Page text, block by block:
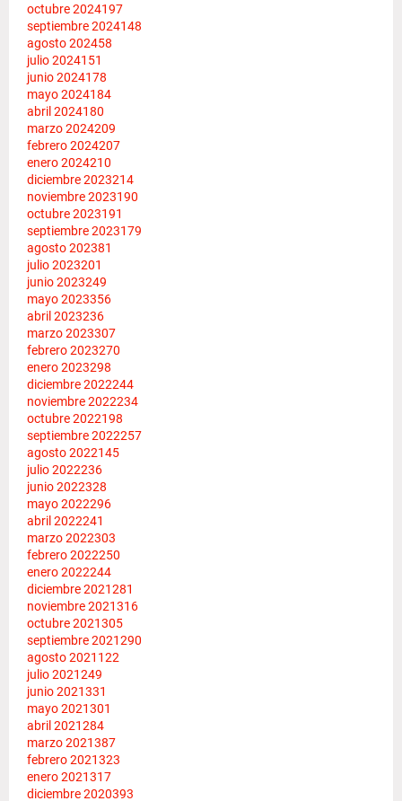
octubre 2024197
septiembre 2024148
agosto 202458
julio 2024151
junio 2024178
mayo 2024184
abril 2024180
marzo 2024209
febrero 2024207
enero 2024210
diciembre 2023214
noviembre 2023190
octubre 2023191
septiembre 2023179
agosto 202381
julio 2023201
junio 2023249
mayo 2023356
abril 2023236
marzo 2023307
febrero 2023270
enero 2023298
diciembre 2022244
noviembre 2022234
octubre 2022198
septiembre 2022257
agosto 2022145
julio 2022236
junio 2022328
mayo 2022296
abril 2022241
marzo 2022303
febrero 2022250
enero 2022244
diciembre 2021281
noviembre 2021316
octubre 2021305
septiembre 2021290
agosto 2021 122
julio 2021249
junio 2021331
mayo 2021301
abril 2021284
marzo 2021387
febrero 2021323
enero 2021317
diciembre 2020393